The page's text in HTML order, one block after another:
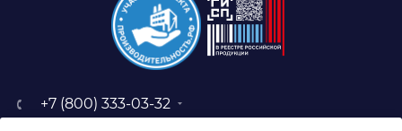
+7 (800) 333-03-32